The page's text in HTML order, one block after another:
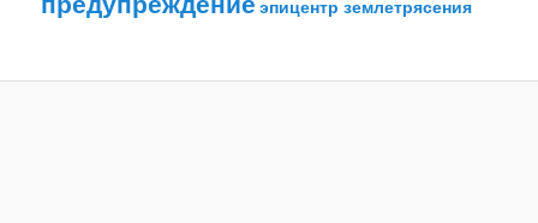
эпицентр землетрясения